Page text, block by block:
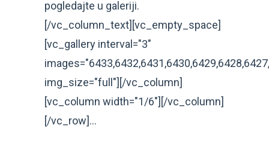
pogledajte u galeriji.
[/vc_column_text][vc_empty_space]
[vc_gallery interval="3"
img_size="full"][/vc_column]
[vc_column width="1/6"][/vc_column]
[/vc_row]...